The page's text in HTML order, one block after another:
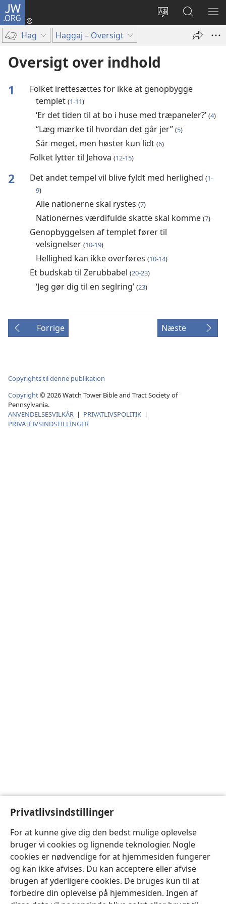
Privatlivsindstillinger
For at kunne give dig den bedst mulige oplevelse
bruger vi cookies og lignende teknologier. Nogle
cookies er nødvendige for at hjemmesiden fungerer
og kan ikke afvises. Du kan acceptere eller afvise
brugen af yderligere cookies. De bruges kun til at
forbedre din oplevelse på hjemmesiden. Ingen af
JW.ORG
Vælg
Log
på
vindue)
Søg
på
JW.ORG
VIS
Hag Haggaj – Oversigt
Oversigt over indhold
1
Folket irettesættes for ikke at genopbygge
templet (1-11)
‘Er det tiden til at bo i huse med træpaneler?’ (4)
“Læg mærke til hvordan det går jer” (5)
Sår meget, men høster kun lidt (6)
Folket lytter til Jehova (12-15)
2 Det andet tempel vil blive fyldt med herlighed (1-
9)
Alle nationerne skal rystes (7)
Nationernes værdifulde skatte skal komme (7)
Genopbyggelsen af templet fører til
velsignelser (10-19)
Hellighed kan ikke overføres (10-14)
Et budskab til Zerubbabel (20-23)
‘Jeg gør dig til en seglring’ (23)
Forrige Næste
Copyrights til denne publikation
Copyright© 2026 Watch Tower Bible and Tract Society of
Pennsylvania.
ANVENDELSESVILKÅR | PRIVATLIVSPOLITIK |
PRIVATLIVSINDSTILLINGER